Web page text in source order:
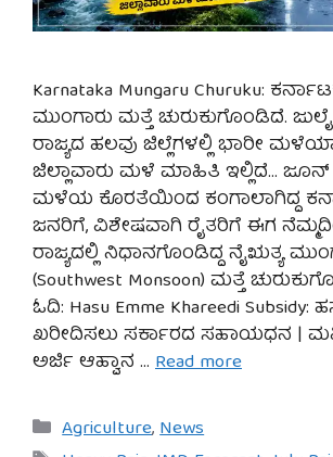
Karnataka Mungaru Churuku:
ಮುಂಗಾರು ಮತ್ತೆ ಚುರುಕುಗೊಂಡಿದೆ.
ರಾಜ್ಯದ ಹಲವು ಜಿಲ್ಲೆಗಳಲ್ಲಿ ಭಾರೀ
ಜಿಲ್ಲಾವಾರು ಮಳೆ ಮಾಹಿತಿ ಇಲ್ಲಿದೆ…
ಮಳೆಯ ಕೊರತೆಯಿಂದ ಕಂಗಾಲಾಗಿದ್ದ
ಜನರಿಗೆ, ವಿಶೇಷವಾಗಿ ರೈತರಿಗೆ ಈಗ
ರಾಜ್ಯದಲ್ಲಿ ನಿಧಾನಗೊಂಡಿದ್ದ ನೈಋತ್ಯ
(Southwest Monsoon) ಮತ್ತೆ
ಓದಿ: Hasu Emme Khareedi Subsidy:
ಖರೀದಿಸಲು ಸರ್ಕಾರದ ಸಹಾಯಧನ |
ಅರ್ಜಿ ಆಹ್ವಾನ … Read more
Categories
Agriculture,News